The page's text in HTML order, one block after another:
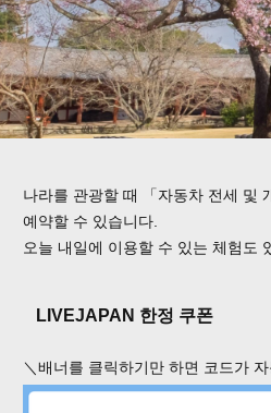
나라를 관광할 때 「자동차 전세 및
예약할 수 있습니다.
오늘 내일에 이용할 수 있는 체험도
LIVEJAPAN 한정 쿠폰
＼배너를 클릭하기만 하면 코드가